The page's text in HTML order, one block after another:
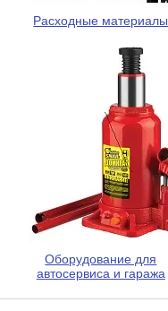
Расходные материалы
Оборудование для
автосервиса и гаража